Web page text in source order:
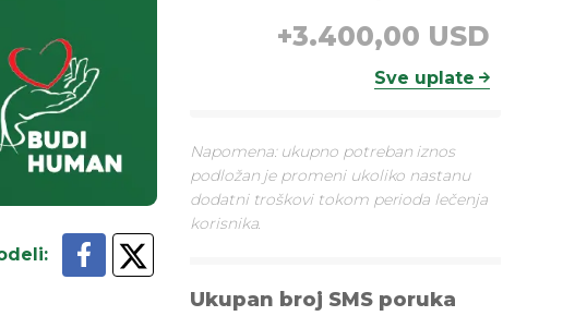
:
+3.400,00 USD
Sve uplate
Napomena: ukupno potreban iznos
podložan je promeni ukoliko nastanu
dodatni troškovi tokom perioda lečenja
korisnika.
Ukupan broj SMS poruka